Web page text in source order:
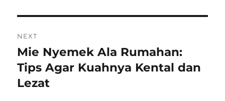
NEXT
Next
post:
Mie Nyemek Ala Rumahan:
Tips Agar Kuahnya Kental dan
Lezat